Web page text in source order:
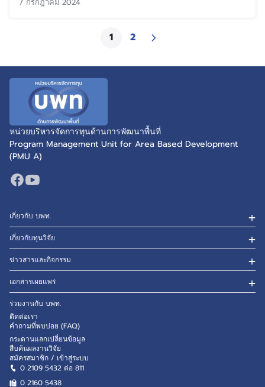
1 2
หน่วยบริหารจัดการทุนด้านการพัฒนาพื้นที่
Program Management Unit for Area Based Development
(PMU A)
เกี่ยวกับ บพท.
เกี่ยวกับทุนวิจัย
ข่าวสารและกิจกรรม
เอกสารเผยแพร่
ร่วมงานกับ บพท.
ติดต่อเรา
คำถามที่พบบ่อย (FAQ)
กระดานแลกเปลี่ยนข้อมูล
สืบค้นผลงานวิจัย
สมัครสมาชิก / เข้าสู่ระบบ
0 2109 5432 ต่อ 811
0 2160 5438